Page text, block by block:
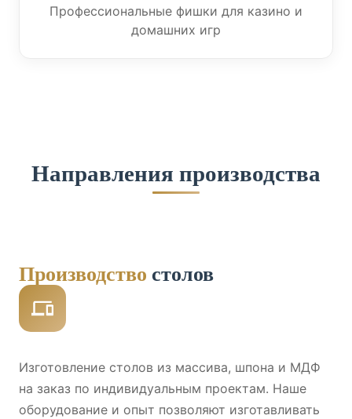
Профессиональные фишки для казино и
домашних игр
Направления производства
Производство столов
Изготовление столов из массива, шпона и МДФ
на заказ по индивидуальным проектам. Наше
оборудование и опыт позволяют изготавливать